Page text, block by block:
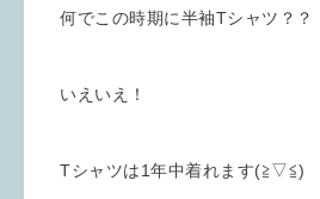
何でこの時期に半袖Tシャツ？？
いえいえ！
Tシャツは1年中着れます(≧▽≦)